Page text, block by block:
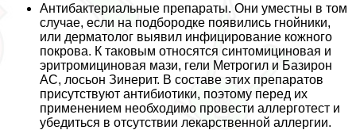
Антибактериальные препараты. Они уместны в том
случае, если на подбородке появились гнойники,
или дерматолог выявил инфицирование кожного
покрова. К таковым относятся синтомициновая и
эритромициновая мази, гели Метрогил и Базирон
АС, лосьон Зинерит. В составе этих препаратов
присутствуют антибиотики, поэтому перед их
применением необходимо провести аллерготест и
убедиться в отсутствии лекарственной аллергии.